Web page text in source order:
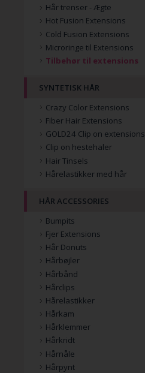
Hår trenser - Ægte
Hot Fusion Extensions
Cold Fusion Extensions
Microringe til Extensions
Tilbehør til extensions
SYNTETISK HÅR
Crazy Color Extensions
Fiber Hair Extensions
GOLD24 Clip on extensions
Clip on hestehaler
Hair Tinsels
Hårelastikker med hår
HÅR ACCESSORIES
Bumpits
Fjer Extensions
Hår Donuts
Hårbøjler
Hårbånd
Hårclips
Hårelastikker
Hårkam
Hårklemmer
Hårkridt
Hårnåle
Hårpynt